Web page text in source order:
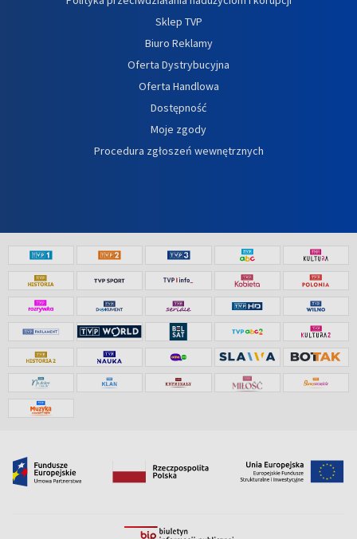
Sklep TVP
Biuro Reklamy
Oferta Dystrybucyjna
Oferta Handlowa
Dostępność
Moje zgody
Procedura zgłoszeń wewnętrznych